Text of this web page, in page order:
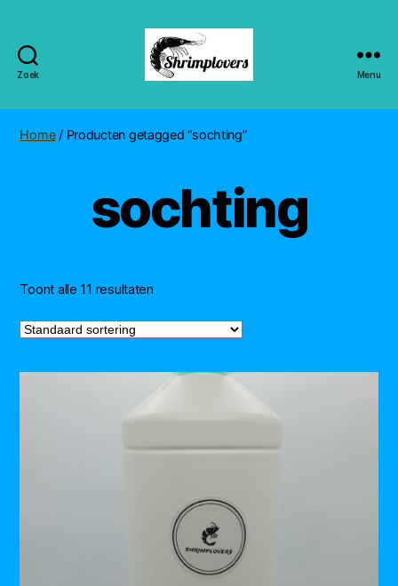
Zoek Menu
Home/ Producten getagged “sochting”
sochting
Toont alle 11 resultaten